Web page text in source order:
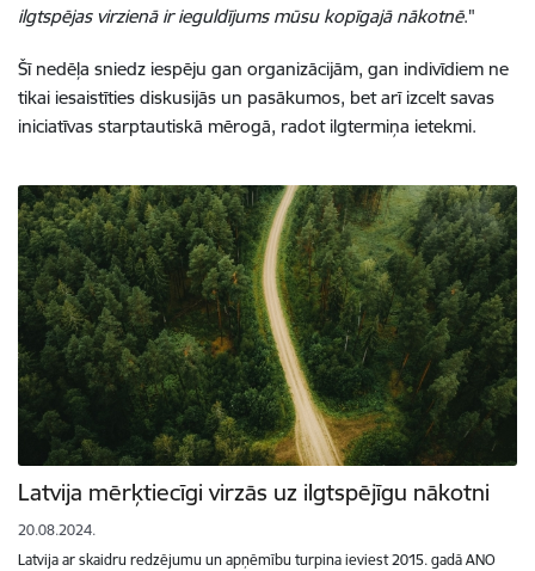
ilgtspējas virzienā ir ieguldījums mūsu kopīgajā nākotnē."
Šī nedēļa sniedz iespēju gan organizācijām, gan indivīdiem ne
tikai iesaistīties diskusijās un pasākumos, bet arī izcelt savas
iniciatīvas starptautiskā mērogā, radot ilgtermiņa ietekmi.
Latvija mērķtiecīgi virzās uz ilgtspējīgu nākotni
20.08.2024.
Latvija ar skaidru redzējumu un apņēmību turpina ieviest 2015. gadā ANO